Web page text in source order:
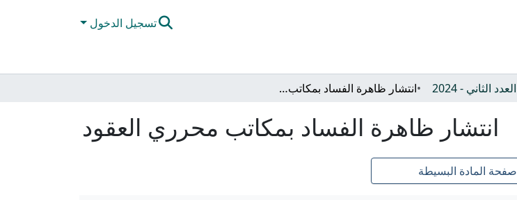
تسجيل الدخول
العدد الثاني - 2024 انتشار ظاهرة الفساد بمكاتب محرري العقود
انتشار ظاهرة الفساد بمكاتب محرري العقود
صفحة المادة البسيطة